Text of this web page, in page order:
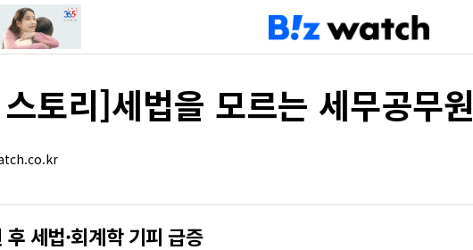
토리]세법을 모르는 세무공무원
세법·회계학 기피 급증